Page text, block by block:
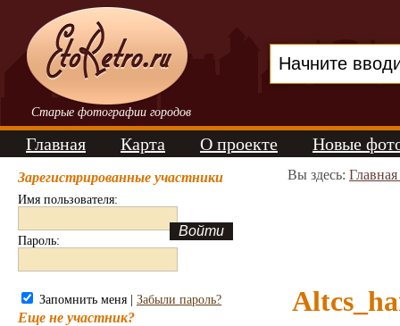
Старые фотографии городов
Главная Карта О проекте Новые
Зарегистрированные участники
Имя пользователя:
Пароль:
Запомнить меня | Забыли пароль?
Еще не участник?
Вы здесь: